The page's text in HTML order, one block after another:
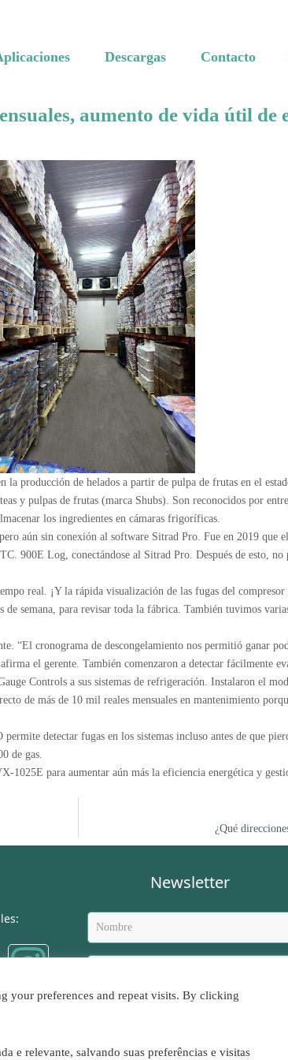
Descargas Contacto
aumento de vida útil de
producción de helados a partir de pulpa de frutas en el
y pulpas de frutas (marca Shubs). Son reconocidos por
los ingredientes en cámaras frigoríficas.
aún sin conexión al software Sitrad Pro. Fue en 2019 que
900E Log, conectándose al Sitrad Pro. Después de esto,
real. ¡Y la rápida visualización de las fugas del
semana, para revisar toda la fábrica. También tuvimos
cronograma de descongelamiento nos permitió ganar
el gerente. También comenzaron a detectar fácilmente
Controls a sus sistemas de refrigeración. Instalaron el
de más de 10 mil reales mensuales en mantenimiento
detectar fugas en los sistemas incluso antes de que
de gas.
para aumentar aún más la eficiencia energética y
¿Qué
Newsletter
your preferences and repeat visits. By clicking
e relevante, salvando suas preferências e visitas